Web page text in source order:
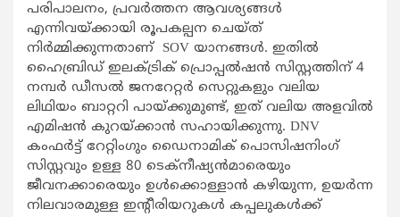
പരിപാലനം, പ്രവർത്തന ആവശ്യങ്ങൾ
എന്നിവയ്ക്കായി രൂപകല്പന ചെയ്ത്
നിർമ്മിക്കുന്നതാണ് SOV യാനങ്ങൾ. ഇതിൽ
ഹൈബ്രിഡ് ഇലക്ട്രിക് പ്രൊപ്പൽഷൻ സിസ്റ്റത്തിന് 4
നമ്പർ ഡീസൽ ജനറേറ്റർ സെറ്റുകളും വലിയ
ലിഥിയം ബാറ്ററി പായ്ക്കുമുണ്ട്, ഇത് വലിയ അളവിൽ
എമിഷൻ കുറയ്ക്കാൻ സഹായിക്കുന്നു. DNV
കംഫർട്ട് റേറ്റിംഗും ഡൈനാമിക് പൊസിഷനിംഗ്
സിസ്റ്റവും ഉള്ള 80 ടെക്നീഷ്യൻമാരെയും
ജീവനക്കാരെയും ഉൾക്കൊള്ളാൻ കഴിയുന്ന, ഉയർന്ന
നിലവാരമുള്ള ഇൻ്റീരിയറുകൾ കപ്പലുകൾക്ക്